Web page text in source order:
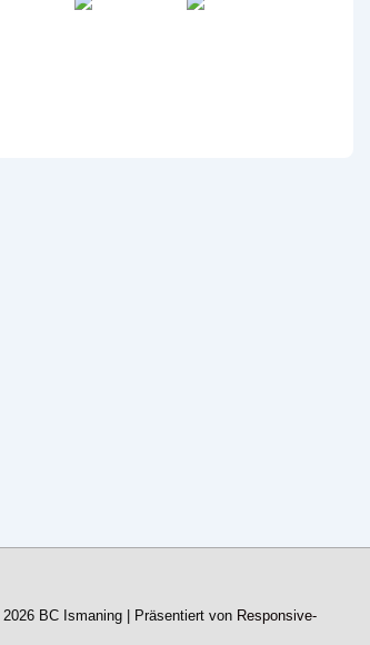
BC Ismaning | Präsentiert von Responsive-